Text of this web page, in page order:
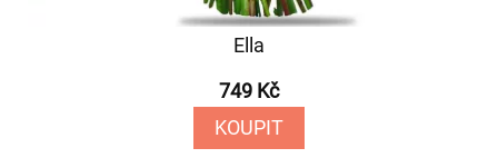
Ella
749 Kč
KOUPIT